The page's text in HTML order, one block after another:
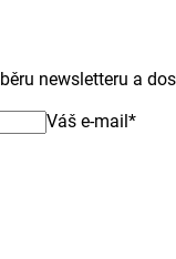
newsletteru a
Váš e-mail*